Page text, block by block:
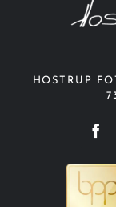
HOSTRUP